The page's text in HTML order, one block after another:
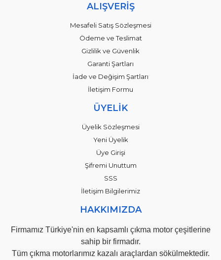
ALIŞVERİŞ
Mesafeli Satış Sözleşmesi
Ödeme ve Teslimat
Gizlilik ve Güvenlik
Garanti Şartları
İade ve Değişim Şartları
İletişim Formu
ÜYELİK
Üyelik Sözleşmesi
Yeni Üyelik
Üye Girişi
Şifremi Unuttum
SSS
İletişim Bilgilerimiz
HAKKIMIZDA
Firmamız Türkiye'nin en kapsamlı çıkma motor çeşitlerine
sahip bir firmadır.
Tüm çıkma motorlarımız kazalı araçlardan sökülmektedir.